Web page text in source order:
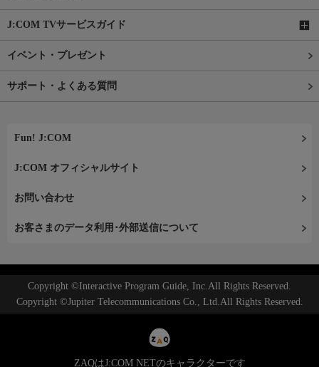
J:COM TVサービスガイド
イベント・プレゼント
サポート・よくある質問
Fun! J:COM
J:COM オフィシャルサイト
お問い合わせ
お客さまのデータ利用･外部送信について
Copyright ©Interactive Program Guide, Inc.All Rights Reserved.
Copyright ©Jupiter Telecommunications Co., Ltd.All Rights Reserved.
ZAQはJ:COM NETのキャラクターです